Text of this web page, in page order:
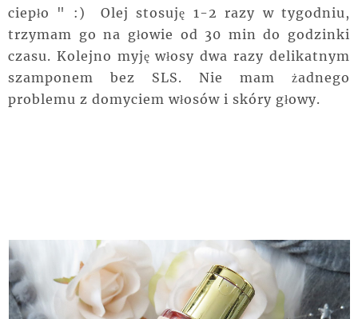
ciepło " :) Olej stosuję 1-2 razy w tygodniu,
trzymam go na głowie od 30 min do godzinki
czasu. Kolejno myję włosy dwa razy delikatnym
szamponem bez SLS. Nie mam żadnego
problemu z domyciem włosów i skóry głowy.